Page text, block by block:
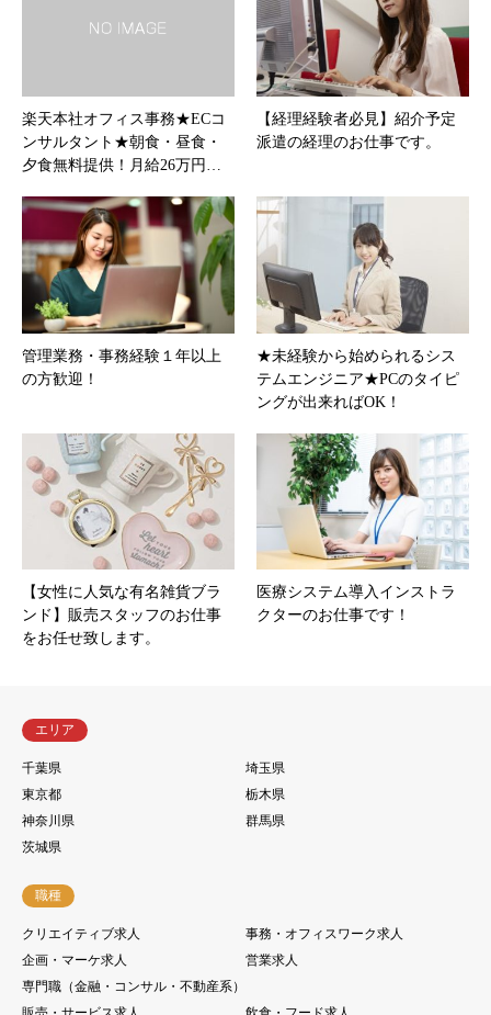
楽天本社オフィス事務★ECコ
ンサルタント★朝食・昼食・
夕食無料提供！月給26万円…
【経理経験者必見】紹介予定
派遣の経理のお仕事です。
管理業務・事務経験１年以上
の方歓迎！
★未経験から始められるシス
テムエンジニア★PCのタイピ
ングが出来ればOK！
【女性に人気な有名雑貨ブラ
ンド】販売スタッフのお仕事
をお任せ致します。
医療システム導入インストラ
クターのお仕事です！
エリア
千葉県
埼玉県
東京都
栃木県
神奈川県
群馬県
茨城県
職種
クリエイティブ求人
事務・オフィスワーク求人
企画・マーケ求人
営業求人
専門職（金融・コンサル・不動産系）